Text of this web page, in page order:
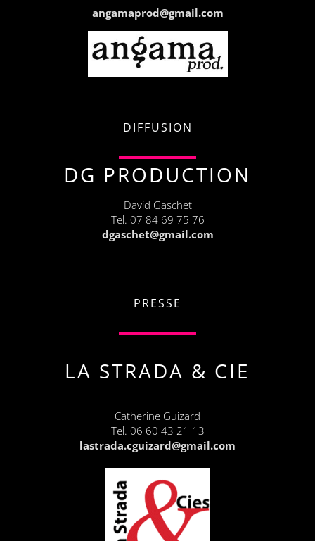
angamaprod@gmail.com
DIFFUSION
DG PRODUCTION
David Gaschet
Tel. 07 84 69 75 76
dgaschet@gmail.com
PRESSE
LA STRADA & CIE
Catherine Guizard
Tel. 06 60 43 21 13
lastrada.cguizard@gmail.com